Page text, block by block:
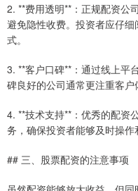
2. **费用透明**：正规配资公
避免隐性收费。投资者应仔
式。
3. **客户口碑**：通过线上平
碑良好的公司通常更注重客户
4. **技术支持**：优秀的配资
务，确保投资者能够及时操作
## 三、股票配资的注意事项